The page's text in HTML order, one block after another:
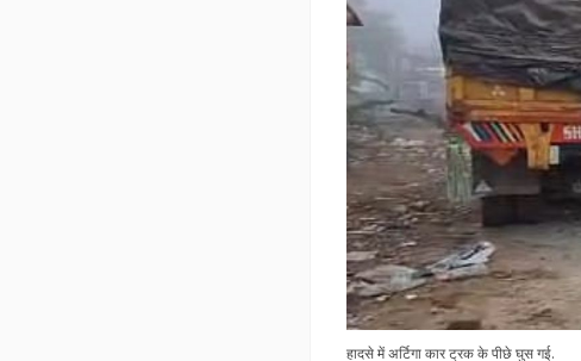
हादसे में अर्टिगा कार ट्रक के पीछे घुस गई.